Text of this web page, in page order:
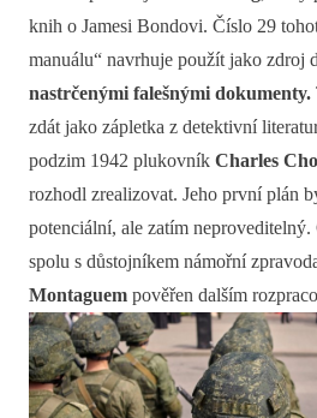
knih o Jamesi Bondovi. Číslo 29
manuálu“ navrhuje použít jako zdroj
nastrčenými falešnými dokumenty.
zdát jako zápletka z detektivní
podzim 1942 plukovník Charles
rozhodl zrealizovat. Jeho první plán
potenciální, ale zatím
spolu s důstojníkem námořní
Montaguem pověřen dalším